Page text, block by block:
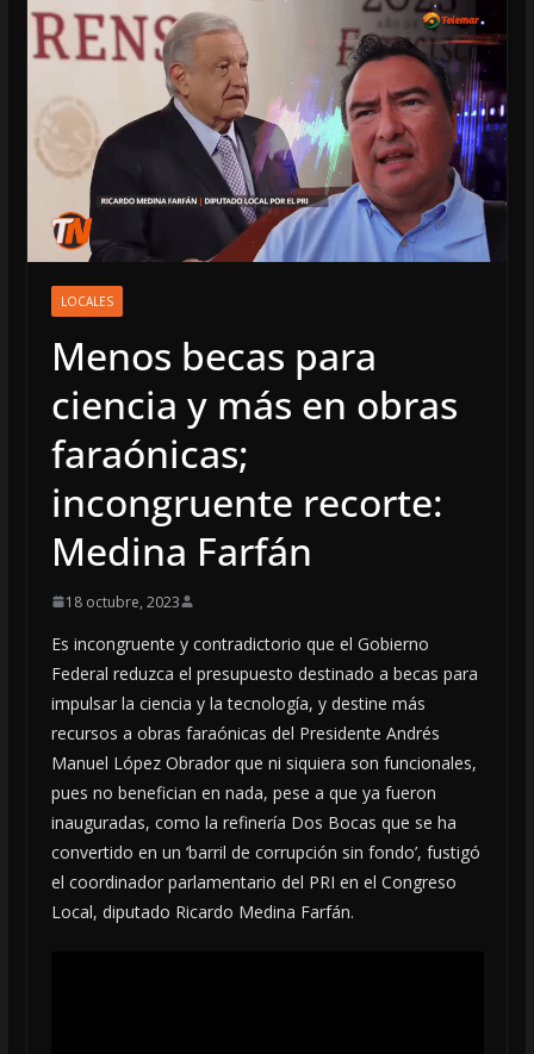
LOCALES
Menos becas para
ciencia y más en obras
faraónicas;
incongruente recorte:
Medina Farfán
18 octubre, 2023
Es incongruente y contradictorio que el Gobierno
Federal reduzca el presupuesto destinado a becas para
impulsar la ciencia y la tecnología, y destine más
recursos a obras faraónicas del Presidente Andrés
Manuel López Obrador que ni siquiera son funcionales,
pues no benefician en nada, pese a que ya fueron
inauguradas, como la refinería Dos Bocas que se ha
convertido en un ‘barril de corrupción sin fondo’, fustigó
el coordinador parlamentario del PRI en el Congreso
Local, diputado Ricardo Medina Farfán.